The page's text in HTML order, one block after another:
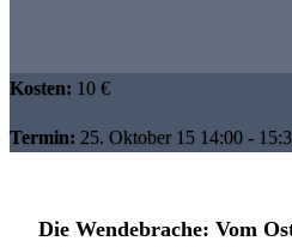
Kosten: 10 €
Termin: 25. Oktober 15 14:00 -
Die Wendebrache: Vom